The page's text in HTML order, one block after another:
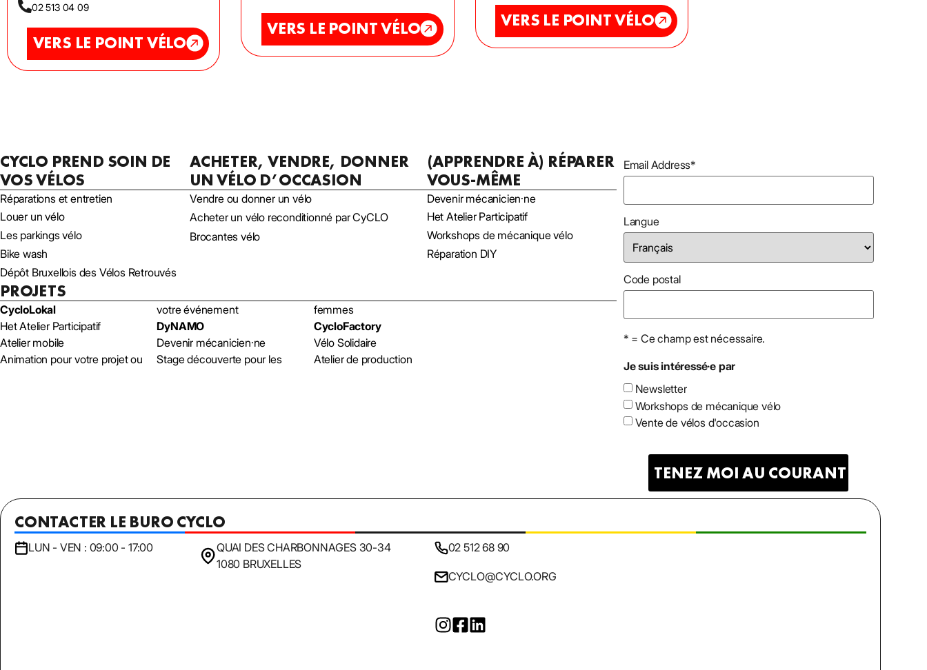
02 513 04 09
VERS LE POINT VÉLO
VERS LE POINT VÉLO VERS LE POINT VÉLO
CYCLO PREND SOIN DE
VOS VÉLOS
Réparations et entretien
Louer un vélo
Les parkings vélo
Bike wash
Dépôt Bruxellois des Vélos Retrouvés
ACHETER, VENDRE, DONNER
UN VÉLO D’OCCASION
Vendre ou donner un vélo
Acheter un vélo reconditionné par CyCLO
Brocantes vélo
(APPRENDRE À) RÉPARER
VOUS-MÊME
Devenir mécanicien·ne
Het Atelier Participatif
Workshops de mécanique vélo
Réparation DIY
PROJETS
CycloLokal
Het Atelier Participatif
Atelier mobile
Animation pour votre projet ou
votre événement
DyNAMO
Devenir mécanicien·ne
Stage découverte pour les
femmes
CycloFactory
Vélo Solidaire
Atelier de production
Email Address*
Langue
Code postal
* = Ce champ est nécessaire.
Je suis intéressé·e par
Newsletter
Workshops de mécanique vélo
Vente de vélos d'occasion
CONTACTER LE BURO CYCLO
LUN - VEN : 09:00 - 17:00
QUAI DES CHARBONNAGES 30-34
1080 BRUXELLES
02 512 68 90
CYCLO@CYCLO.ORG